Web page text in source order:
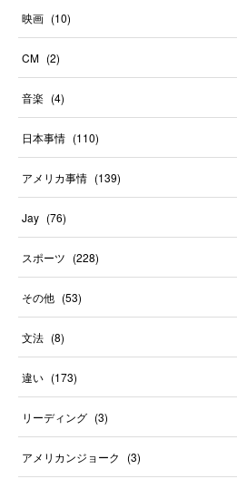
映画 (10)
CM (2)
音楽 (4)
日本事情 (110)
アメリカ事情 (139)
Jay (76)
スポーツ (228)
その他 (53)
文法 (8)
違い (173)
リーディング (3)
アメリカンジョーク (3)